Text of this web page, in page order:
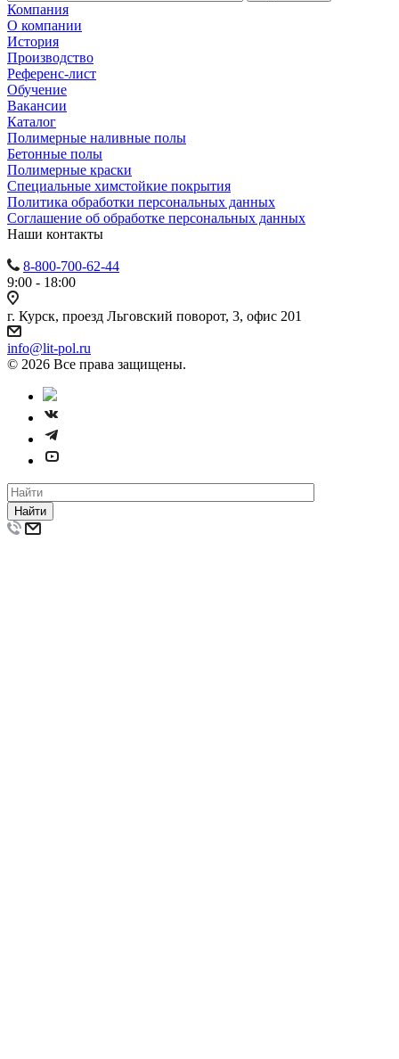
Компания
О компании
История
Производство
Референс-лист
Обучение
Вакансии
Каталог
Полимерные наливные полы
Бетонные полы
Полимерные краски
Специальные химстойкие покрытия
Политика обработки персональных данных
Cоглашение об обработке персональных данных
Наши контакты
8-800-700-62-44
9:00 - 18:00
г. Курск, проезд Льговский поворот, 3, офис 201
info@lit-pol.ru
© 2026 Все права защищены.
Найти